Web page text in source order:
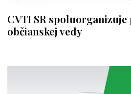
CVTI SR
občianskej vedy